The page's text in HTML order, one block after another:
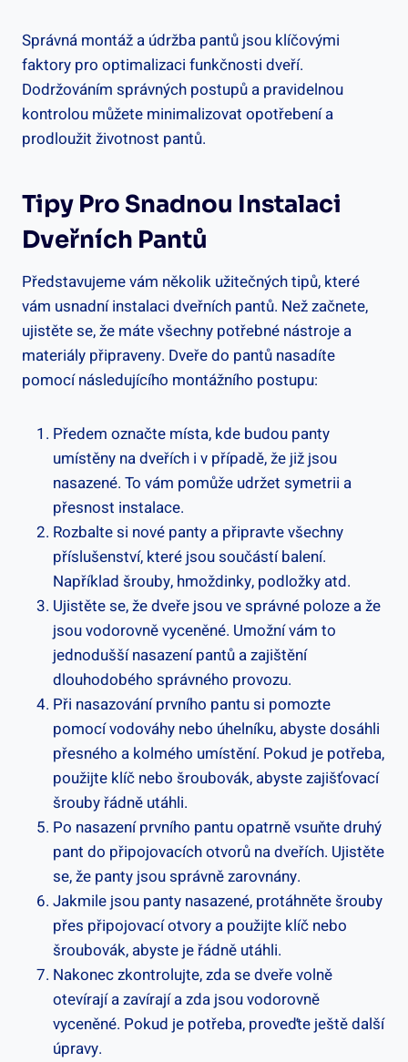
Správná montáž a údržba pantů jsou klíčovými
faktory pro optimalizaci funkčnosti dveří.
Dodržováním správných postupů a pravidelnou
kontrolou můžete minimalizovat opotřebení a
prodloužit životnost pantů.
Tipy Pro Snadnou Instalaci
Dveřních Pantů
Představujeme vám několik užitečných tipů, které
vám usnadní instalaci dveřních pantů. Než začnete,
ujistěte se, že máte všechny potřebné nástroje a
materiály připraveny. Dveře do pantů nasadíte
pomocí následujícího montážního postupu:
Předem označte místa, kde budou panty
umístěny na dveřích i v případě, že již jsou
nasazené. To vám pomůže udržet symetrii a
přesnost instalace.
Rozbalte si nové panty a připravte všechny
příslušenství, které jsou součástí balení.
Například šrouby, hmoždinky, podložky atd.
Ujistěte se, že dveře jsou ve správné poloze a že
jsou vodorovně vyceněné. Umožní vám to
jednodušší nasazení pantů a zajištění
dlouhodobého správného provozu.
Při nasazování prvního pantu si pomozte
pomocí vodováhy nebo úhelníku, abyste dosáhli
přesného a kolmého umístění. Pokud je potřeba,
použijte klíč nebo šroubovák, abyste zajišťovací
šrouby řádně utáhli.
Po nasazení prvního pantu opatrně vsuňte druhý
pant do připojovacích otvorů na dveřích. Ujistěte
se, že panty jsou správně zarovnány.
Jakmile jsou panty nasazené, protáhněte šrouby
přes připojovací otvory a použijte klíč nebo
šroubovák, abyste je řádně utáhli.
Nakonec zkontrolujte, zda se dveře volně
otevírají a zavírají a zda jsou vodorovně
vyceněné. Pokud je potřeba, proveďte ještě další
úpravy.